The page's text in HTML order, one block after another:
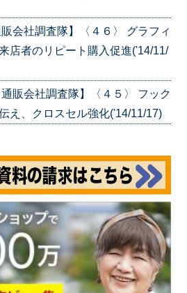
会社調査隊】〈４６〉 グラフィ
店者のリピート購入促進('14/11/
通販会社調査隊】〈４５〉 フック
え、クロスセル強化('14/11/17)